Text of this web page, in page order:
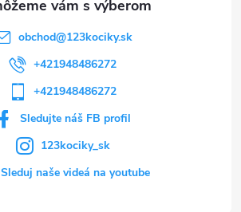
obchod@123kociky.sk
+421948486272
+421948486272
Sledujte náš FB profil
123kociky_sk
Sleduj naše videá na youtube